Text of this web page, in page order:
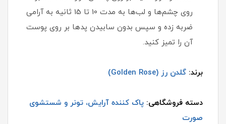
روی چشم‌ها و لب‌ها به مدت 10 تا 15 ثانیه به آرامی
ضربه زده و سپس بدون سابیدن پدها بر روی پوست
آن را تمیز کنید.
برند: گلدن رز (Golden Rose)
دسته فروشگاهی: پاک کننده آرایش، تونر و شستشوی
صورت